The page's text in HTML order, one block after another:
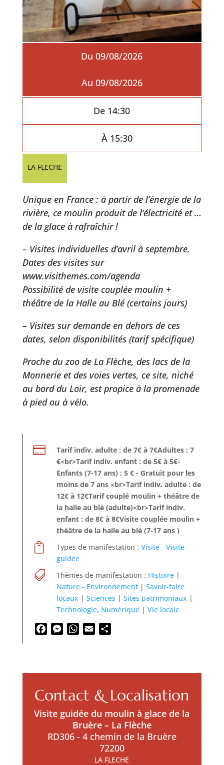
Du 09/08/2026
Au 09/08/2026
De 14:30
À 15:30
LA FLECHE
Unique en France : à partir de l’énergie de la
rivière, ce moulin produit de l’électricité et …
de la glace à rafraîchir !
– Visites individuelles d’avril à septembre.
Dates des visites sur
www.visithemes.com/agenda
Possibilité de visite couplée moulin +
théâtre de la Halle au Blé (certains jours)
– Visites sur demande en dehors de ces
dates, selon disponibilités (tarif spécifique)
Proche du zoo de La Flèche, des lacs de la
Monnerie et des voies vertes, ce site, niché
au bord du Loir, est propice à la promenade
à pied ou à vélo.

Tarif indiv. adulte : de 7€ à 7€Adultes : 7
€<br>Tarif indiv. enfant : de 5€ à 5€-
Enfants (7-17 ans) : 5 € - Gratuit pour les
moins de 7 ans <br>Tarif indiv. adulte : de
12€ à 12€Tarif couplé moulin + théâtre de
la halle au blé (adulte)<br>Tarif indiv.
enfant : de 8€ à 8€Visite couplée moulin +
théâtre de la halle au blé (7-17 ans )
 Types de manifestation : Visite - Visite
guidée
 Thèmes de manifestation : Histoire|
Nature - Environnement| Savoir-faire
locaux | Sciences | Sites patrimoniaux |
Technologie, Numérique| Vie locale
FacebookMessenger
WhatsApp
Email
Contact & Localisation
Visite guidée du moulin à glace de la
Bruère – La Flèche
RD306 - 4 chemin de la Bruère
72200
LA FLECHE